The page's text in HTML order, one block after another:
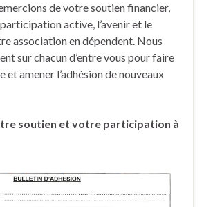
de votre soutien financier,
active, l’avenir et le
association en dépendent. Nous
sur chacun d’entre vous pour faire
et amener l’adhésion de nouveaux
soutien et votre participation à